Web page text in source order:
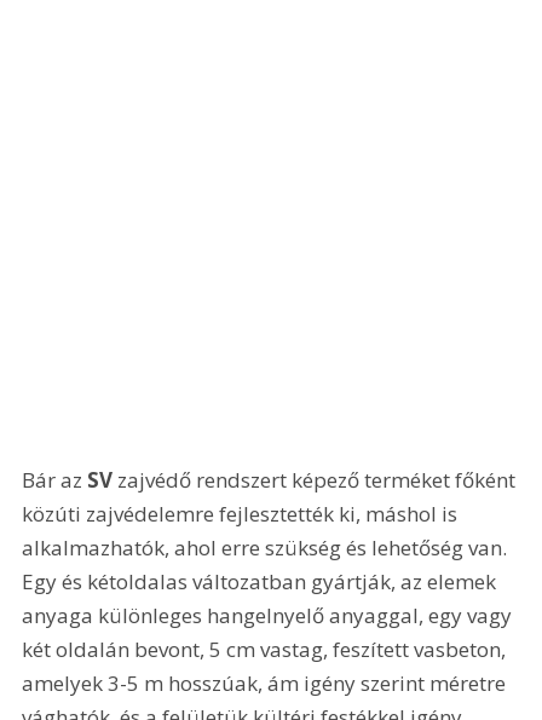
Bár az SV zajvédő rendszert képező terméket főként
közúti zajvédelemre fejlesztették ki, máshol is
alkalmazhatók, ahol erre szükség és lehetőség van.
Egy és kétoldalas változatban gyártják, az elemek
anyaga különleges hangelnyelő anyaggal, egy vagy
két oldalán bevont, 5 cm vastag, feszített vasbeton,
amelyek 3-5 m hosszúak, ám igény szerint méretre